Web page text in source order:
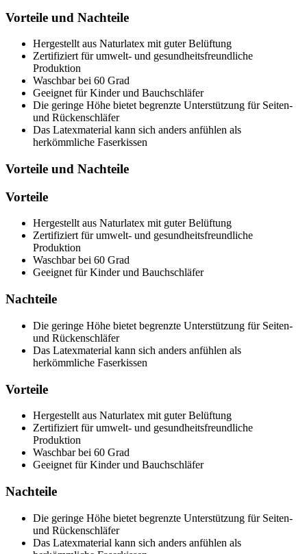
Vorteile und Nachteile
Hergestellt aus Naturlatex mit guter Belüftung
Zertifiziert für umwelt- und gesundheitsfreundliche
Produktion
Waschbar bei 60 Grad
Geeignet für Kinder und Bauchschläfer
Die geringe Höhe bietet begrenzte Unterstützung für Seiten-
und Rückenschläfer
Das Latexmaterial kann sich anders anfühlen als
herkömmliche Faserkissen
Vorteile und Nachteile
Vorteile
Hergestellt aus Naturlatex mit guter Belüftung
Zertifiziert für umwelt- und gesundheitsfreundliche
Produktion
Waschbar bei 60 Grad
Geeignet für Kinder und Bauchschläfer
Nachteile
Die geringe Höhe bietet begrenzte Unterstützung für Seiten-
und Rückenschläfer
Das Latexmaterial kann sich anders anfühlen als
herkömmliche Faserkissen
Vorteile
Hergestellt aus Naturlatex mit guter Belüftung
Zertifiziert für umwelt- und gesundheitsfreundliche
Produktion
Waschbar bei 60 Grad
Geeignet für Kinder und Bauchschläfer
Nachteile
Die geringe Höhe bietet begrenzte Unterstützung für Seiten-
und Rückenschläfer
Das Latexmaterial kann sich anders anfühlen als